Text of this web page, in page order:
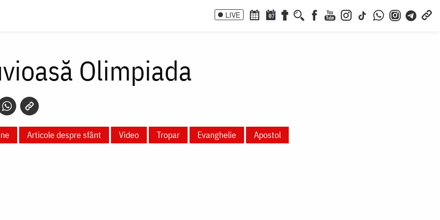
LIVE 07
Olimpiada
Articole despre sfânt Video Tropar Evanghelie Apostol